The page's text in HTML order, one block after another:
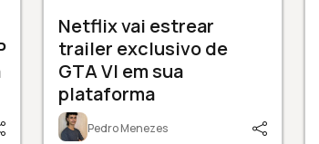
Netflix vai estrear
trailer exclusivo de
GTA VI em sua
plataforma
Pedro Menezes